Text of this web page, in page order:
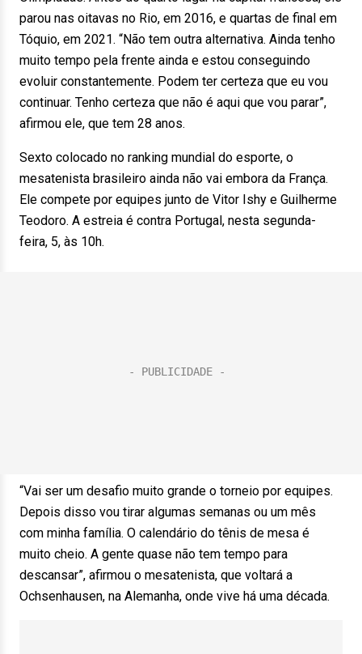
parou nas oitavas no Rio, em 2016, e quartas de final em
Tóquio, em 2021. “Não tem outra alternativa. Ainda tenho
muito tempo pela frente ainda e estou conseguindo
evoluir constantemente. Podem ter certeza que eu vou
continuar. Tenho certeza que não é aqui que vou parar”,
afirmou ele, que tem 28 anos.
Sexto colocado no ranking mundial do esporte, o
mesatenista brasileiro ainda não vai embora da França.
Ele compete por equipes junto de Vitor Ishy e Guilherme
Teodoro. A estreia é contra Portugal, nesta segunda-
feira, 5, às 10h.
“Vai ser um desafio muito grande o torneio por equipes.
Depois disso vou tirar algumas semanas ou um mês
com minha família. O calendário do tênis de mesa é
muito cheio. A gente quase não tem tempo para
descansar”, afirmou o mesatenista, que voltará a
Ochsenhausen, na Alemanha, onde vive há uma década.